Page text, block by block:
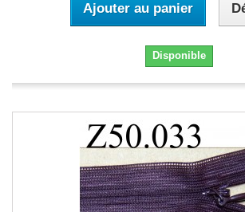
Ajouter au panier
Disponible